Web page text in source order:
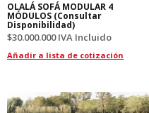
OLALÁ SOFÁ MODULAR 4
MÓDULOS (Consultar
Disponibilidad)
$30.000.000IVA Incluido
Añadir a lista de cotización